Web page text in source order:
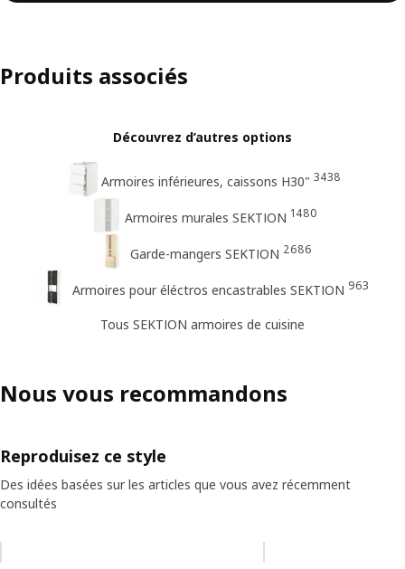
Produits associés
Découvrez d’autres options
Armoires inférieures, caissons H30" 3438
Armoires murales SEKTION 1480
Garde-mangers SEKTION 2686
Armoires pour éléctros encastrables SEKTION 963
Tous SEKTION armoires de cuisine
Nous vous recommandons
Reproduisez ce style
Des idées basées sur les articles que vous avez récemment
consultés